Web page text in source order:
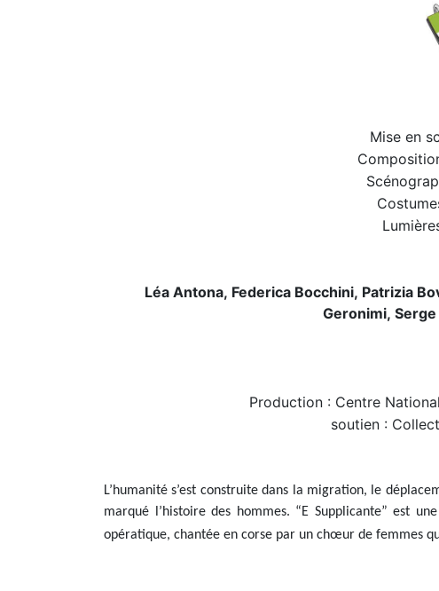
Mise en
Léa Antona, Federica Bocchini, Patrizia
Geronimi,
Production : Centre
soutien :
L’humanité s’est construite dans la migration, le
marqué l’histoire des hommes. “E Supplicante” est
opératique, chantée en corse par un chœur de femmes